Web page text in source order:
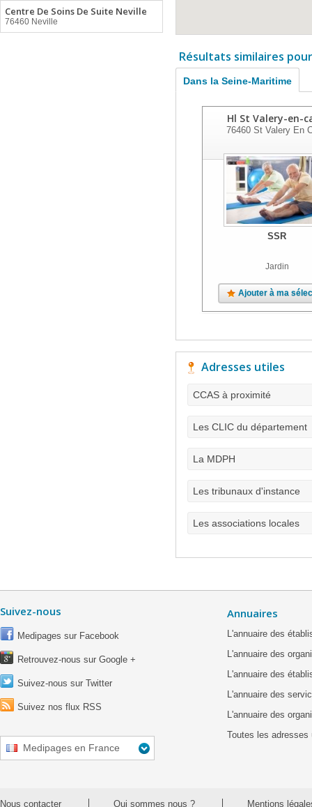
Centre De Soins De Suite Neville
76460 Neville
Résultats similaires
Dans la Seine-Maritime
Hl St Valery-en-
76460St Valery En
SSR
Jardin
Ajouter à ma
Adresses utiles
CCAS à proximité
Les CLIC du département
La MDPH
Les tribunaux d'instance
Les associations locales
Suivez-nous
Medipages sur Facebook
Retrouvez-nous sur Google +
Suivez-nous sur Twitter
Suivez nos flux RSS
Medipages en France
Annuaires
L'annuaire des
L'annuaire des
L'annuaire des
L'annuaire des
L'annuaire des
Toutes les adresses
Nous contacter Qui sommes nous ? Mentions